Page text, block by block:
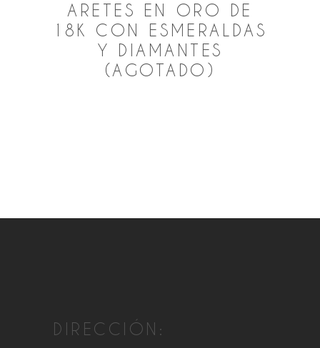
ARETES EN ORO DE
18K CON ESMERALDAS
Y DIAMANTES
(AGOTADO)
DIRECCIÓN: